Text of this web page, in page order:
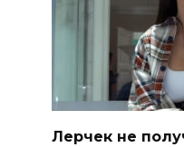
Лерчек не